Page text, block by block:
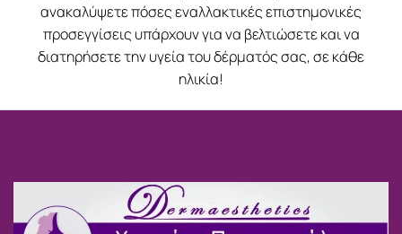
ανακαλύψετε πόσες εναλλακτικές επιστημονικές
προσεγγίσεις υπάρχουν για να βελτιώσετε και να
διατηρήσετε την υγεία του δέρματός σας, σε κάθε
ηλικία!